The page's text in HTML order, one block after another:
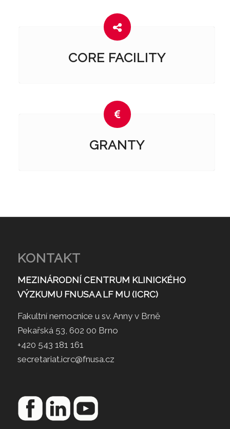
CORE FACILITY
GRANTY
KONTAKT
MEZINÁRODNÍ CENTRUM KLINICKÉHO
VÝZKUMU FNUSA A LF MU (ICRC)
Fakultní nemocnice u sv. Anny v Brně
Pekařská 53, 602 00 Brno
+420 543 181 161
secretariat.icrc@fnusa.cz